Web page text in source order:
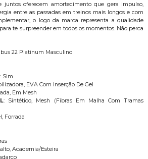
juntos oferecem amortecimento que gera impulso,
entre as passadas em treinos mais longos e com
o logo da marca representa a qualidade
para te surpreender em todos os momentos. Não perca
22 Platinum Masculino
: Sim
EVA Com Inserção De Gel
Em Mesh
: Sintético, Mesh (Fibras Em Malha Com Tramas
Forrada
Academia/Esteira